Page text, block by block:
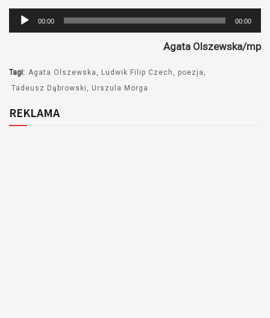
Odtwarzacz
plików
00:00 00:00
Agata Olszewska/mp
Tagi: Agata Olszewska Ludwik Filip Czech
poezja
Tadeusz Dąbrowski
Urszula Morga
REKLAMA